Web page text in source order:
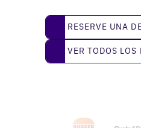
reserve una
RESERVE UNA
Ver todos los
VER TODOS